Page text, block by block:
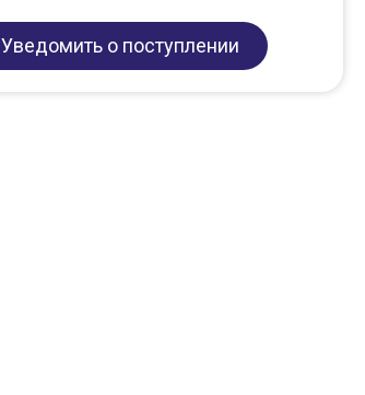
Уведомить о поступлении